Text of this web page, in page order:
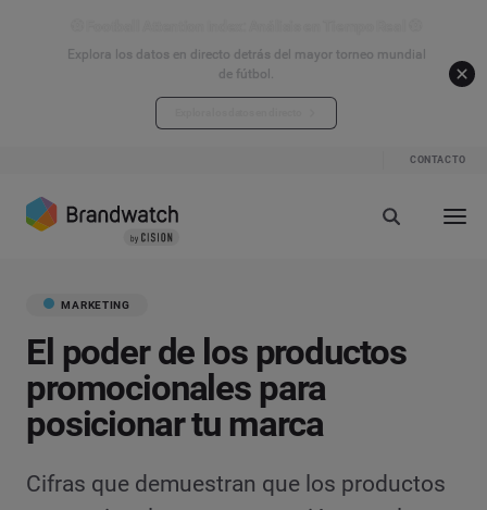
Explora los datos en directo detrás del mayor torneo mundial
de fútbol.
CONTACTO
MARKETING
El poder de los productos
promocionales para
posicionar tu marca
Cifras que demuestran que los productos